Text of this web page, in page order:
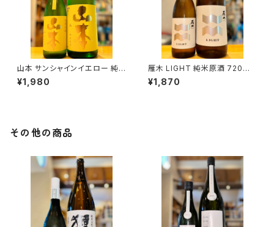
山本 サンシャインイエロー 純
米吟醸 720ml１本（山本酒造・
秋田県山本郡八峰町）
¥1,980
雁木 LIGHT 純米原酒 720ml
１本（八百新酒造・山口県岩国市
今津町）
¥1,870
その他の商品